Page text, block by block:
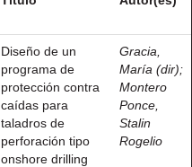
Diseño de un
programa de
protección contra
caídas para
taladros de
perforación tipo
onshore drilling
Gracia,
María (dir);
Montero
Ponce,
Stalin
Rogelio